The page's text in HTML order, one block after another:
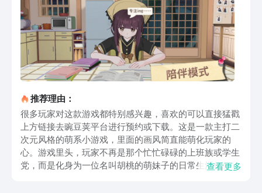
推荐理由：
很多玩家对这款游戏都特别感兴趣，喜欢的可以直接猛戳
上方链接去豌豆荚平台进行预约或下载。这是一款主打二
次元风格的萌系小游戏，里面的画风简直能萌化玩家的
心。游戏里头，玩家不再是那个忙忙碌碌的上班族或学生
党，而是化身为一位名叫胡桃的萌妹子的日常生活伙伴。
查看更多